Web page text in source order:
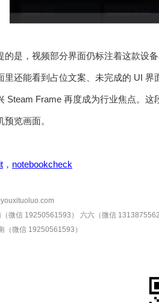
的是，视频部分界面仍标注着这款设
里还能看到占位文案、未完成的 UI
Steam Frame 再度成为行业焦点。
览画面。
， notebookcheck
微信 19250561593）
六六（微信
（微信 19250561593）